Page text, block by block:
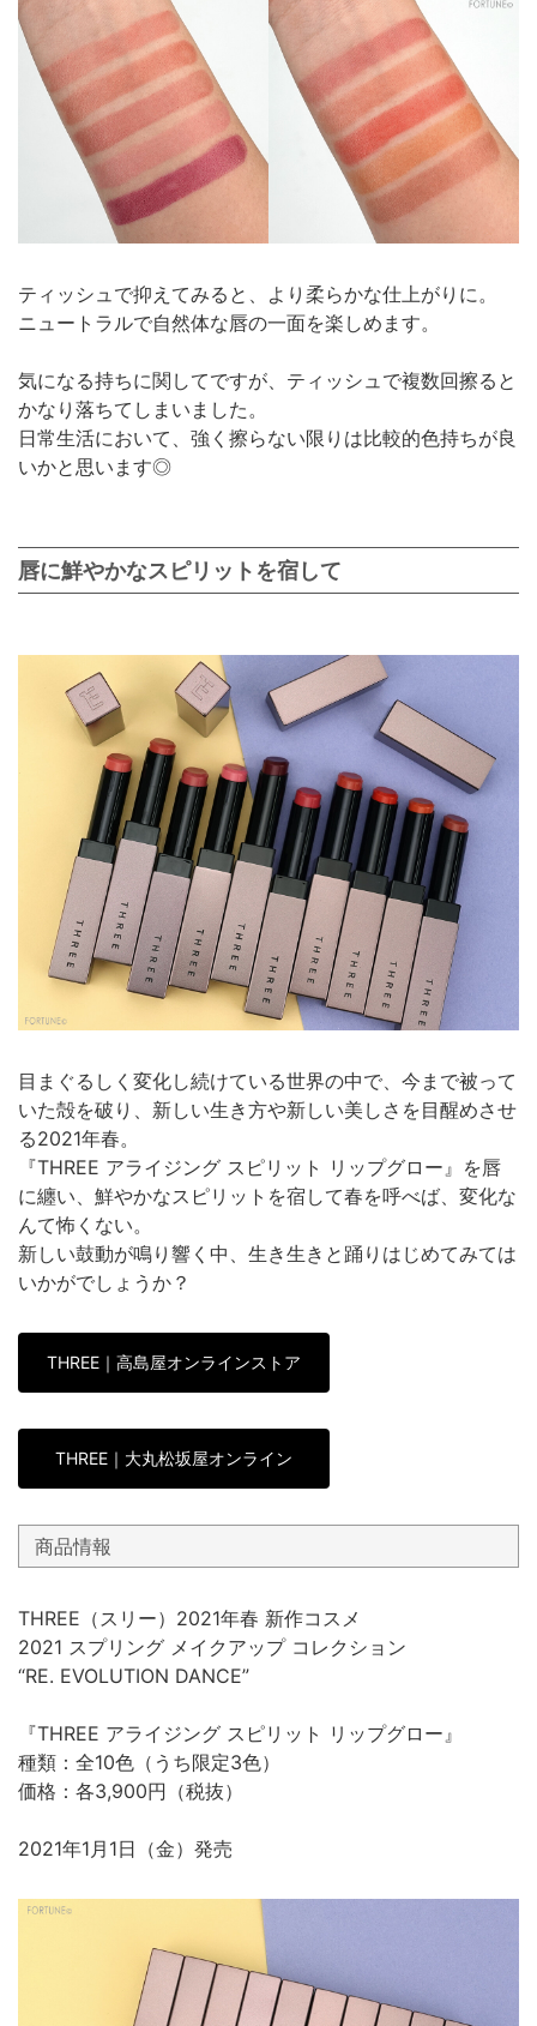
ティッシュで抑えてみると、より柔らかな仕上がりに。
ニュートラルで自然体な唇の一面を楽しめます。
気になる持ちに関してですが、ティッシュで複数回擦ると
かなり落ちてしまいました。
日常生活において、強く擦らない限りは比較的色持ちが良
いかと思います◎
唇に鮮やかなスピリットを宿して
目まぐるしく変化し続けている世界の中で、今まで被って
いた殻を破り、新しい生き方や新しい美しさを目醒めさせ
る2021年春。
『THREE アライジング スピリット リップグロー』を唇
に纏い、鮮やかなスピリットを宿して春を呼べば、変化な
んて怖くない。
新しい鼓動が鳴り響く中、生き生きと踊りはじめてみては
いかがでしょうか？
THREE｜高島屋オンラインストア
THREE｜大丸松坂屋オンライン
商品情報
THREE（スリー）2021年春 新作コスメ
2021 スプリング メイクアップ コレクション
“RE. EVOLUTION DANCE”
『THREE アライジング スピリット リップグロー』
種類：全10色（うち限定3色）
価格：各3,900円（税抜）
2021年1月1日（金）発売